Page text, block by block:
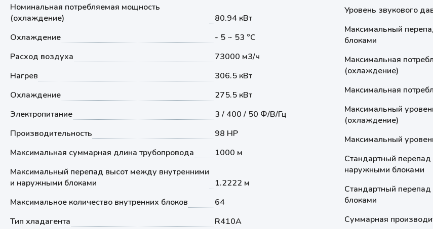
Номинальная потребляемая мощность
(охлаждение)
80.94 кВт
Охлаждение
- 5 ~ 53 °С
Расход воздуха
73000 м3/ч
Нагрев
306.5 кВт
Охлаждение
275.5 кВт
Электропитание
3 / 400 / 50 Ф/В/Гц
Производительность
98 HP
Максимальная суммарная длина трубопровода
1000 м
Максимальный перепад высот между внутренними
и наружными блоками
1.2222 м
Максимальное количество внутренних блоков
64
Тип хладагента
R410A
Уровень звукового
Максимальный
блоками
Максимальная
(охлаждение)
Максимальная
Максимальный
(охлаждение)
Максимальный
Стандартный
наружными блоками
Стандартный
блоками
Суммарная